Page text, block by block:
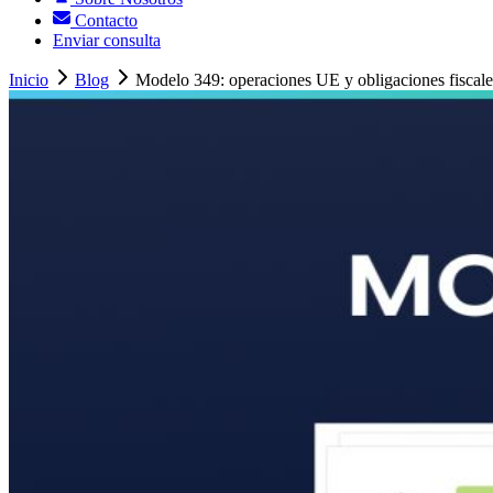
Contacto
Enviar consulta
Inicio Blog Modelo 349: operaciones UE y obligaciones